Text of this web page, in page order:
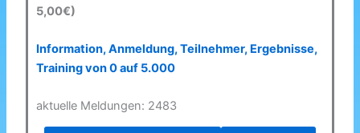
5,00€)
Information, Anmeldung, Teilnehmer, Ergebnisse,
Training von 0 auf 5.000
aktuelle Meldungen: 2483